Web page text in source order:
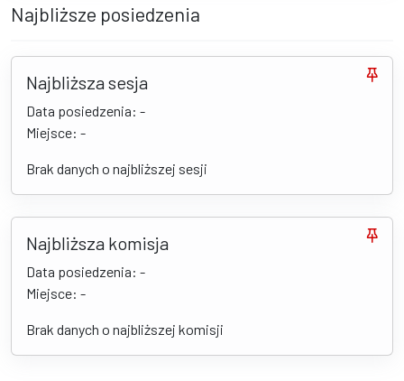
Najbliższe posiedzenia
Najbliższa sesja
Data posiedzenia: -
Miejsce: -
Brak danych o najbliższej sesji
Najbliższa komisja
Data posiedzenia: -
Miejsce: -
Brak danych o najbliższej komisji